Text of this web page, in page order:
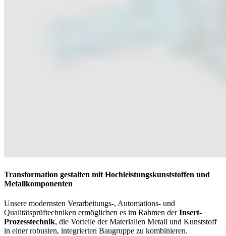
Transformation gestalten mit Hochleistungskunststoffen und
Metallkomponenten
Unsere modernsten Verarbeitungs-, Automations- und
Qualitätsprüftechniken ermöglichen es im Rahmen derInsert-
Prozesstechnik, die Vorteile der Materialien Metall und Kunststoff
in einer robusten, integrierten Baugruppe zu kombinieren.